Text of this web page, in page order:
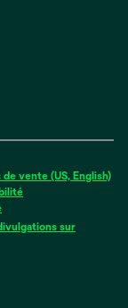
vente (US, English)
sur